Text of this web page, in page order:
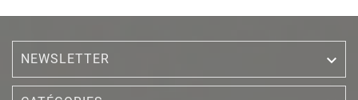
NEWSLETTER 